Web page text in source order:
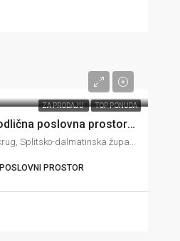
ZA PRODAJU TOP PONUDA
Okrug Gornji, dva odlična poslovna prostora u novogradnji, 80-86 m2
Okrug Gornji, Općina Okrug, Splitsko-dalmatinska županija, 21223, Hrvatska
POSLOVNI PROSTOR